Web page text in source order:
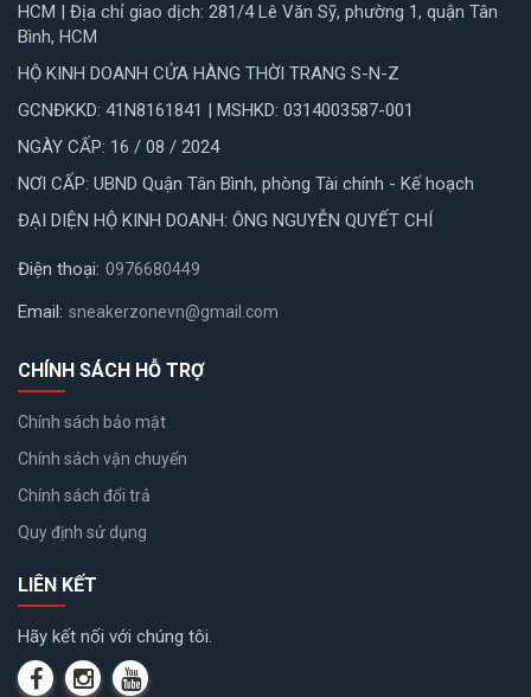
HCM | Địa chỉ giao dịch: 281/4 Lê Văn Sỹ, phường 1, quận Tân
Bình, HCM
HỘ KINH DOANH CỬA HÀNG THỜI TRANG S-N-Z
GCNĐKKD: 41N8161841 | MSHKD: 0314003587-001
NGÀY CẤP: 16 / 08 / 2024
NƠI CẤP: UBND Quận Tân Bình, phòng Tài chính - Kế hoạch
ĐẠI DIỆN HỘ KINH DOANH: ÔNG NGUYỄN QUYẾT CHÍ
Điện thoại: 0976680449
Email: sneakerzonevn@gmail.com
CHÍNH SÁCH HỖ TRỢ
Chính sách bảo mật
Chính sách vận chuyển
Chính sách đổi trả
Quy định sử dụng
LIÊN KẾT
Hãy kết nối với chúng tôi.